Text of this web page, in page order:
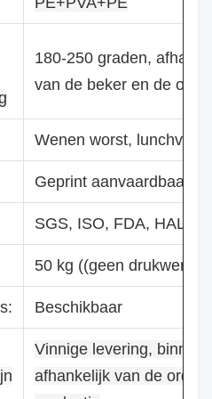
180-250 graden,
van de beker en de
Wenen worst,
Geprint aanvaardbaar
SGS, ISO, FDA,
50 kg ((geen
Beschikbaar
Vinnige levering, binnen
afhankelijk van de